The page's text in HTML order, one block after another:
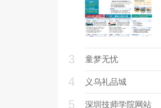
3 童梦无忧
4 义乌礼品城
5 深圳技师学院网站